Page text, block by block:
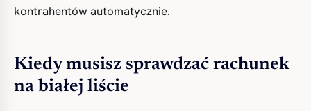
kontrahentów automatycznie.
Kiedy musisz sprawdzać rachunek
na białej liście